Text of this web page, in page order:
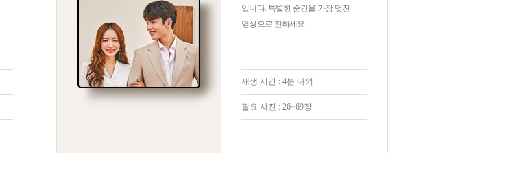
입니다. 특별한 순간을 가장 멋진
영상으로 전하세요.
재생 시간 : 4분 내외
필요 사진 : 26~69장